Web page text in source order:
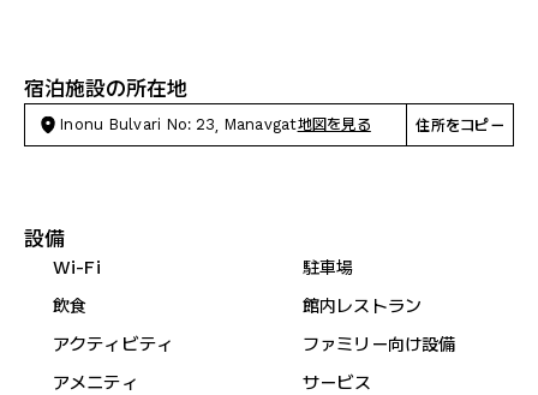
宿泊施設の所在地
Inonu Bulvari No: 23, Manavgat地図を見る 住所をコピー
設備
Wi-Fi
駐車場
飲食
館内レストラン
アクティビティ
ファミリー向け設備
アメニティ
サービス